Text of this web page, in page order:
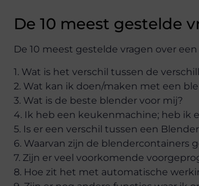
De 10 meest gestelde
De 10 meest gestelde vragen over
1. Wat is het verschil tussen de
2. Wat kan ik doen/maken met een
3. Wat is de beste blender voor mij?
4. Ik heb een keukenmachine; heb ik
5. Is er een verschil tussen een
6. Waarvan zijn de blendercontainers
7. Zijn er veel voorkomende
8. Hoe zit het met automatische